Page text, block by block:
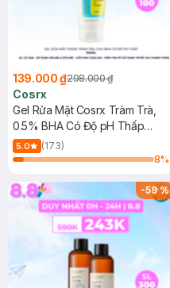
139.000 ₫298.000 ₫
Cosrx
Gel Rửa Mặt Cosrx Tràm Trà,
0.5% BHA Có Độ pH Thấp
150ml
5.0
(173)
8%
-59%